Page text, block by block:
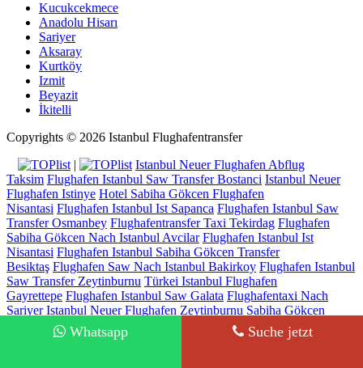
Kucukcekmece
Anadolu Hisarı
Sariyer
Aksaray
Kurtköy
Izmit
Beyazit
İkitelli
Whatsapp Suche jetzt
Copyrights © 2026 Istanbul Flughafentransfer
|
Istanbul Neuer Flughafen Abflug
Taksim Flughafen Istanbul Saw Transfer Bostanci Istanbul Neuer
Flughafen Istinye Hotel Sabiha Gökcen Flughafen
Nisantasi Flughafen Istanbul Ist Sapanca Flughafen Istanbul Saw
Transfer Osmanbey Flughafentransfer Taxi Tekirdag Flughafen
Sabiha Gökcen Nach Istanbul Avcilar Flughafen Istanbul Ist
Nisantasi Flughafen Istanbul Sabiha Gökcen Transfer
Besiktaş Flughafen Saw Nach Istanbul Bakirkoy Flughafen Istanbul
Saw Transfer Zeytinburnu Türkei Istanbul Flughafen
Gayrettepe Flughafen Istanbul Saw Galata Flughafentaxi Nach
Sariyer Istanbul Neuer Flughafen Zeytinburnu Sabiha Gökcen
Flughafen Transfer Yesilkoy(CNR)
Sabiha Gökcen Flughafen